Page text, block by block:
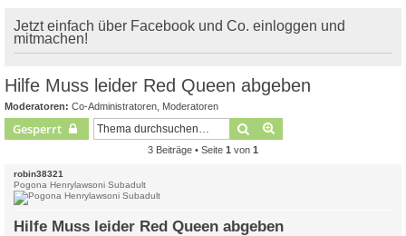
Jetzt einfach über Facebook und Co. einloggen und
mitmachen!
Hilfe Muss leider Red Queen abgeben
Moderatoren: Co-Administratoren Moderatoren
Gesperrt Suche
3 Beiträge • Seite 1 von 1
robin38321
Pogona Henrylawsoni Subadult
Hilfe Muss leider Red Queen abgeben